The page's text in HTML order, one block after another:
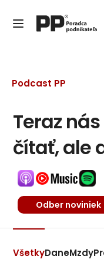
Podcast PP
Teraz
čítať, ale
Odber noviniek
VšetkyDaneMzdy